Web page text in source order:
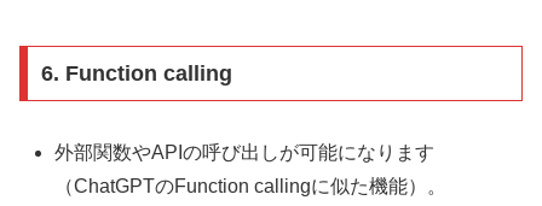
6. Function calling
外部関数やAPIの呼び出しが可能になります
（ChatGPTのFunction callingに似た機能）。